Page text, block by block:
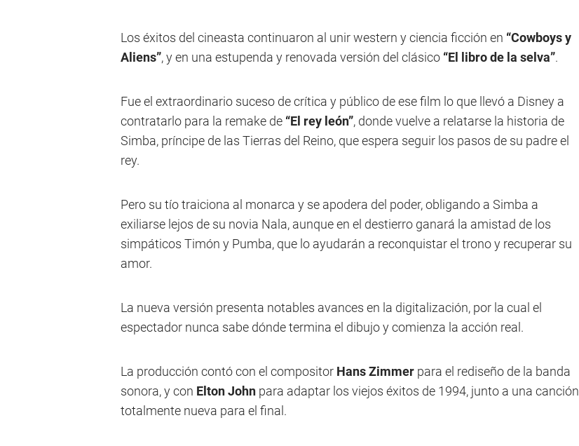
Los éxitos del cineasta continuaron al unir western y ciencia ficción en “Cowboys y
Aliens”, y en una estupenda y renovada versión del clásico “El libro de la selva”.
Fue el extraordinario suceso de crítica y público de ese film lo que llevó a Disney a
contratarlo para la remake de “El rey león”, donde vuelve a relatarse la historia de
Simba, príncipe de las Tierras del Reino, que espera seguir los pasos de su padre el
rey.
Pero su tío traiciona al monarca y se apodera del poder, obligando a Simba a
exiliarse lejos de su novia Nala, aunque en el destierro ganará la amistad de los
simpáticos Timón y Pumba, que lo ayudarán a reconquistar el trono y recuperar su
amor.
La nueva versión presenta notables avances en la digitalización, por la cual el
espectador nunca sabe dónde termina el dibujo y comienza la acción real.
La producción contó con el compositor Hans Zimmer para el rediseño de la banda
sonora, y con Elton John para adaptar los viejos éxitos de 1994, junto a una canción
totalmente nueva para el final.